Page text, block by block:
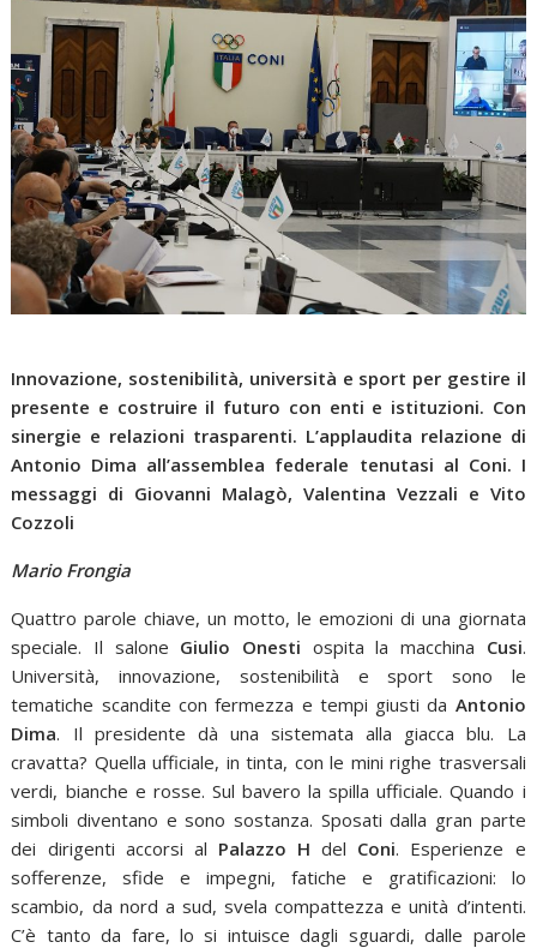
Innovazione, sostenibilità, università e sport per gestire il
presente e costruire il futuro con enti e istituzioni. Con
sinergie e relazioni trasparenti. L’applaudita relazione di
Antonio Dima all’assemblea federale tenutasi al Coni. I
messaggi di Giovanni Malagò, Valentina Vezzali e Vito
Cozzoli
Mario Frongia
Quattro parole chiave, un motto, le emozioni di una giornata
speciale. Il salone Giulio Onesti ospita la macchina Cusi.
Università, innovazione, sostenibilità e sport sono le
tematiche scandite con fermezza e tempi giusti da Antonio
Dima. Il presidente dà una sistemata alla giacca blu. La
cravatta? Quella ufficiale, in tinta, con le mini righe trasversali
verdi, bianche e rosse. Sul bavero la spilla ufficiale. Quando i
simboli diventano e sono sostanza. Sposati dalla gran parte
dei dirigenti accorsi al Palazzo H del Coni. Esperienze e
sofferenze, sfide e impegni, fatiche e gratificazioni: lo
scambio, da nord a sud, svela compattezza e unità d’intenti.
C’è tanto da fare, lo si intuisce dagli sguardi, dalle parole